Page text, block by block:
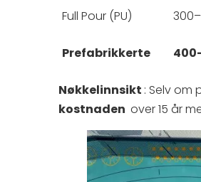
Full Pour (PU)
Prefabrikkerte
Nøkkelinnsikt : Selv om
kostnaden over 15 år